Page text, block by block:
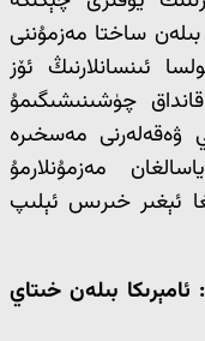
ساختا مەزمۇننى
ئىنسانلارنىڭ ئۆز
چۈشىنىشىگىمۇ
ۋەقەلەرنى مەسخىرە
مەزمۇنلارمۇ
ئېغىر خىرىس ئېلىپ
بىلەن خىتاي